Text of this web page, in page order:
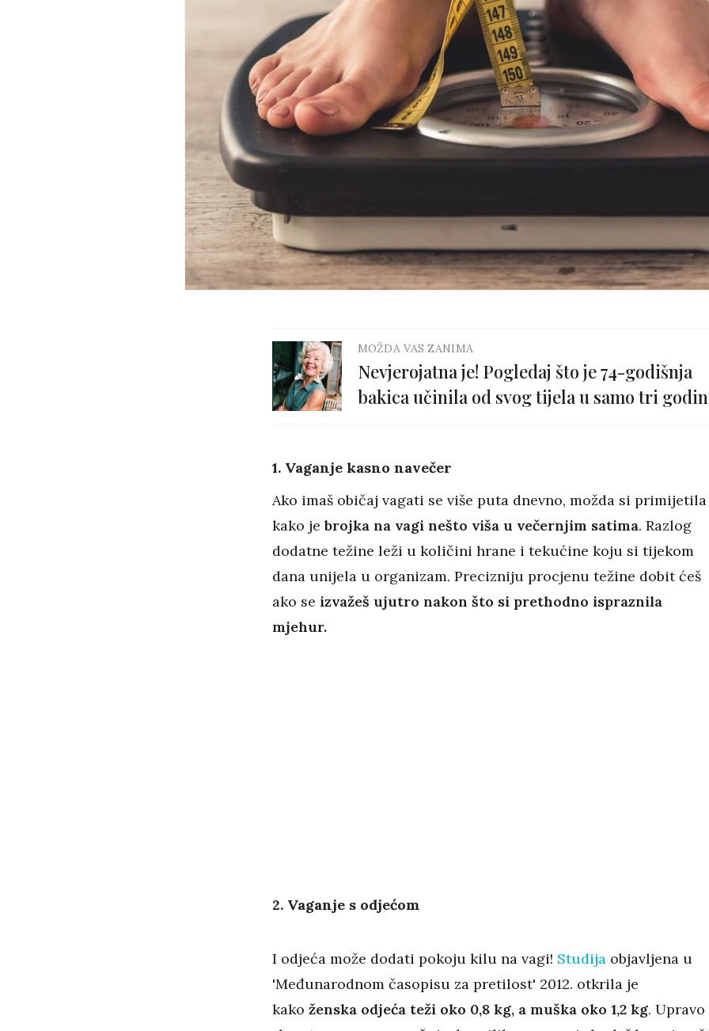
MOŽDA VAS ZANIMA
Nevjerojatna je! Pogledaj što je 74-godišnja
bakica učinila od svog tijela u samo tri
1. Vaganje kasno navečer
Ako imaš običaj vagati se više puta dnevno, možda si primijetila
kako je brojka na vagi nešto viša u večernjim satima. Razlog
dodatne težine leži u količini hrane i tekućine koju si tijekom
dana unijela u organizam. Precizniju procjenu težine dobit ćeš
ako se izvažeš ujutro nakon što si prethodno ispraznila
mjehur.
2. Vaganje s odjećom
I odjeća može dodati pokoju kilu na vagi! Studija objavljena u
'Međunarodnom časopisu za pretilost' 2012. otkrila je
kako ženska odjeća teži oko 0,8 kg, a muška oko 1,2 kg. Upravo